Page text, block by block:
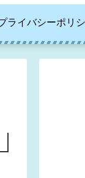
ライバシーポリ